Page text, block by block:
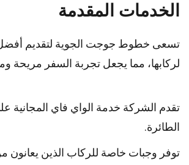
الخدمات المقدمة
تسعى خطوط جوجت الجوية لتقديم
لركابها، مما يجعل تجربة السفر مريحة
تقدم الشركة خدمة الواي فاي المجانية
الطائرة.
توفر وجبات خاصة للركاب الذين